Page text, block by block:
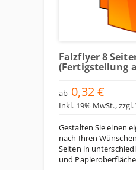
Falzflyer 8
(Fertigstellung
ab 0,32 €
Inkl. 19% MwSt.,zzgl.
Gestalten Sie einen
nach Ihren
Seiten in
und